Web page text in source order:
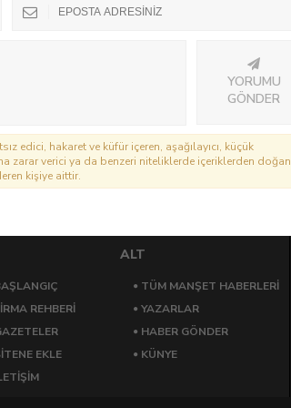
YORUMU
GÖNDER
edici, hakaret ve küfür içeren, aşağılayıcı, küçük
zarar verici ya da benzeri niteliklerde içeriklerden doğan
kişiye aittir.
ALT
TÜM MANŞET HABERLERİ
REHBERİ
YAZARLAR
HABER GÖNDER
EKLE
KÜNYE